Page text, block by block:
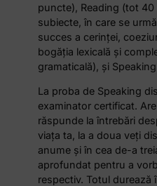
puncte), Reading (tot
subiecte, în care se
succes a cerinței,
bogăția lexicală și
gramaticală), și
La proba de Speaking
examinator certificat.
răspunde la întrebări
viața ta, la a doua veți
anume și în cea de-a
aprofundat pentru a
respectiv. Totul durează